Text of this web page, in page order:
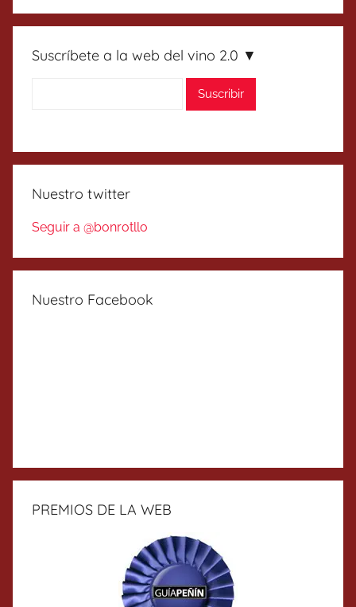
Suscríbete a la web del vino 2.0 ▼
Nuestro twitter
Seguir a @bonrotllo
Nuestro Facebook
PREMIOS DE LA WEB